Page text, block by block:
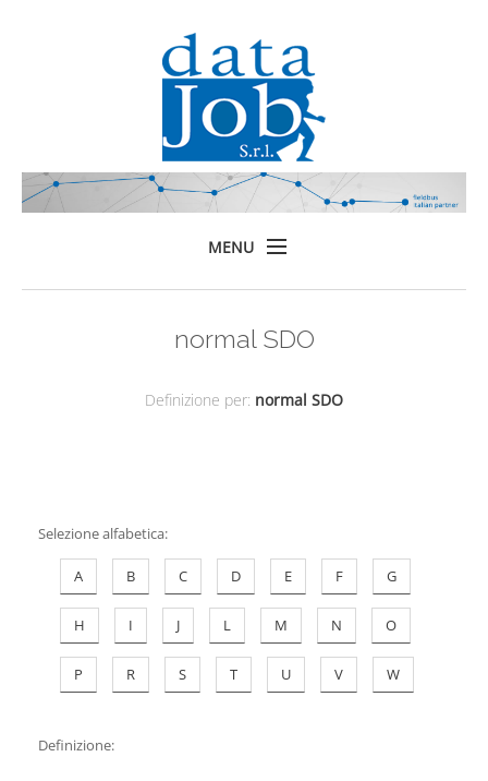
MENU
normal SDO
Definizione per: normal SDO
Selezione alfabetica:
A B C D E F G
H I J L M N O
P R S T U V W
Definizione: